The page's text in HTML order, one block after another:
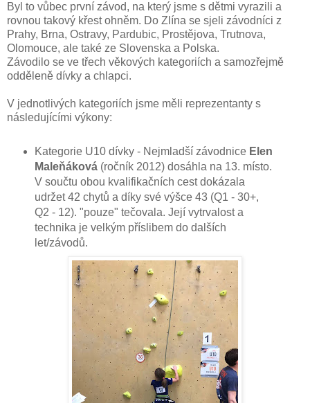
Byl to vůbec první závod, na který jsme s dětmi vyrazili a
rovnou takový křest ohněm. Do Zlína se sjeli závodníci z
Prahy, Brna, Ostravy, Pardubic, Prostějova, Trutnova,
Olomouce, ale také ze Slovenska a Polska.
Závodilo se ve třech věkových kategoriích a samozřejmě
odděleně dívky a chlapci.
V jednotlivých kategoriích jsme měli reprezentanty s
následujícími výkony:
Kategorie U10 dívky - Nejmladší závodnice Elen
Maleňáková (ročník 2012) dosáhla na 13. místo.
V součtu obou kvalifikačních cest dokázala
udržet 42 chytů a díky své výšce 43 (Q1 - 30+,
Q2 - 12). "pouze" tečovala. Její vytrvalost a
technika je velkým příslibem do dalších
let/závodů.